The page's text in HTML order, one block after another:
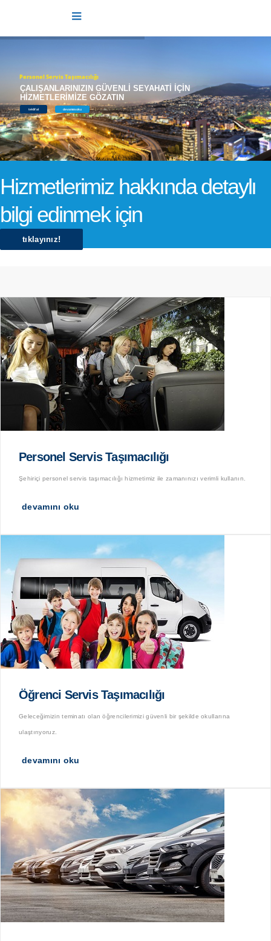
Personel Servis Taşımacılığı
teklif al
ÇALIŞANLARINIZIN GÜVENLİ SEYAHATİ İÇİN
HİZMETLERİMİZE GÖZATIN
devamını oku
Hizmetlerimiz hakkında detaylı
bilgi edinmek için
tıklayınız!
Personel Servis Taşımacılığı
Şehiriçi personel servis taşımacılığı hizmetimiz ile zamanınızı verimli kullanın.
devamını oku
Öğrenci Servis Taşımacılığı
Geleceğimizin teminatı olan öğrencilerimizi güvenli bir şekilde okullarına
ulaştırıyoruz.
devamını oku